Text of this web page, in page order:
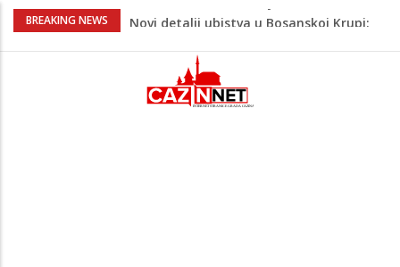
BREAKING NEWS
Novi detalji ubistva u Bosanskoj Krupi:
Na Ahiret preselila Bešić (rođ. Blažević)
Senija – Sena